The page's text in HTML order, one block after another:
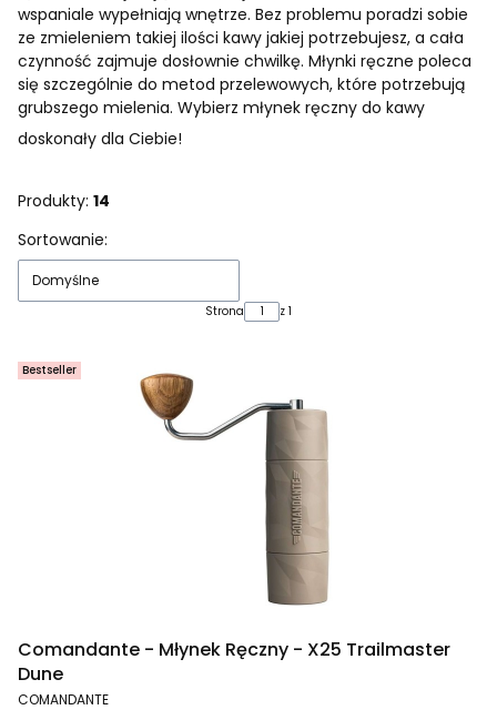
wspaniale wypełniają wnętrze. Bez problemu poradzi sobie
ze zmieleniem takiej ilości kawy jakiej potrzebujesz, a cała
czynność zajmuje dosłownie chwilkę. Młynki ręczne poleca
się szczególnie do metod przelewowych, które potrzebują
grubszego mielenia. Wybierz młynek ręczny do kawy
doskonały dla Ciebie!
Produkty: 14
Lista produktów
Sortowanie:
Domyślne
Strona z 1
Bestseller
Comandante - Młynek Ręczny - X25 Trailmaster
Dune
PRODUCENT
COMANDANTE